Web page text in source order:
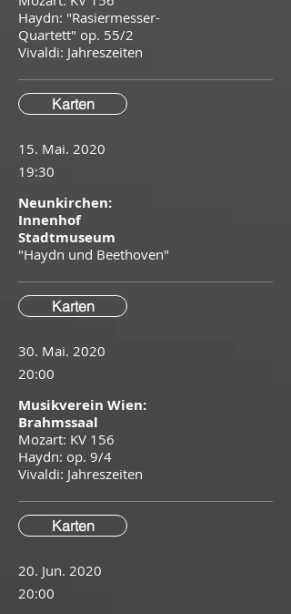
Haydn: "Rasiermesser-
Quartett" op. 55/2
​Vivaldi: Jahreszeiten
Karten
15. Mai. 2020
19:30
Neunkirchen:
Innenhof
Stadtmuseum
"Haydn und Beethoven"
Karten
30. Mai. 2020
20:00
Musikverein Wien:
Brahmssaal
Mozart: KV 156
Haydn: op. 9/4
​Vivaldi: Jahreszeiten
Karten
20. Jun. 2020
20:00